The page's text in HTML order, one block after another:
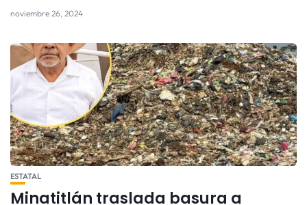
noviembre 26, 2024
ESTATAL
Minatitlán traslada basura a